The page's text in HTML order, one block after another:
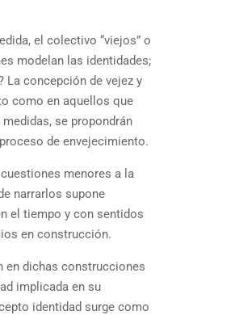
el colectivo “viejos” o
modelan las identidades;
concepción de vejez y
como en aquellos que
se propondrán
de envejecimiento.
menores a la
narrarlos supone
el tiempo y con sentidos
en construcción.
en dichas construcciones
implicada en su
identidad surge como